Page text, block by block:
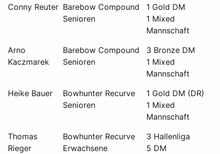
Conny Reuter Barebow Compound
Senioren
1 Gold DM
1 Mixed
Mannschaft
Arno
Kaczmarek
Barebow Compound
Senioren
3 Bronze DM
1 Mixed
Mannschaft
Heike Bauer
Bowhunter Recurve
Senioren
1 Gold DM (DR)
1 Mixed
Mannschaft
Thomas
Rieger
Bowhunter Recurve
Erwachsene
3 Hallenliga
5 DM